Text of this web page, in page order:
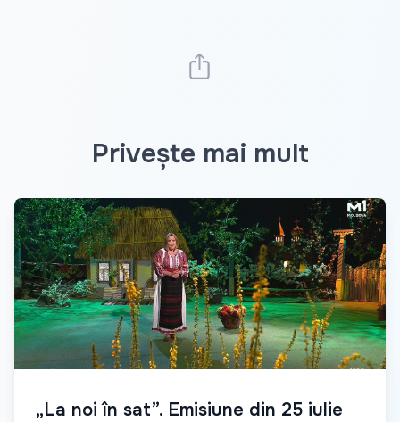
Privește mai mult
„La noi în sat”. Emisiune din 25 iulie